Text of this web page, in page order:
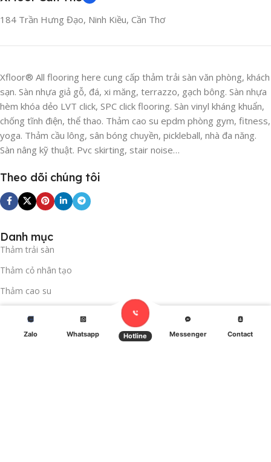
184 Trần Hưng Đạo, Ninh Kiều, Cần Thơ
Xfloor® All flooring here cung cấp thảm trải sàn văn phòng, khách
sạn. Sàn nhựa giả gỗ, đá, xi măng, terrazzo, gạch bông. Sàn nhựa
hèm khóa dẻo LVT click, SPC click flooring. Sàn vinyl kháng khuẩn,
chống tĩnh điện, thể thao. Thảm cao su epdm phòng gym, fitness,
yoga. Thảm cầu lông, sân bóng chuyền, pickleball, nhà đa năng.
Sàn nâng kỹ thuật. Pvc skirting, stair noise…
Theo dõi chúng tôi
Danh mục
Thảm trải sàn
Thảm cỏ nhân tạo
Thảm cao su
Sàn vinyl kháng khuẩn
Zalo Whatsapp Hotline Messenger Contact